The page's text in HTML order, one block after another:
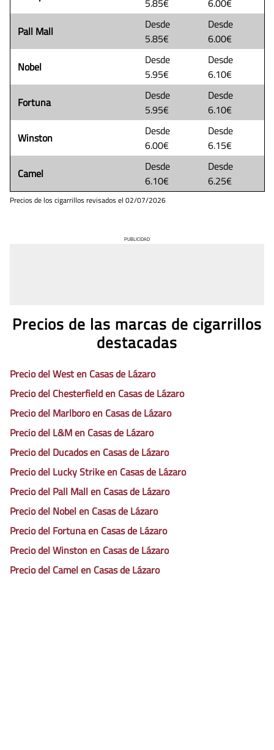
5.85€
6.00€
Pall Mall
Desde
5.85€
Desde
6.00€
Nobel
Desde
5.95€
Desde
6.10€
Fortuna
Desde
5.95€
Desde
6.10€
Winston
Desde
6.00€
Desde
6.15€
Camel
Desde
6.10€
Desde
6.25€
Precios de los cigarrillos revisados el 02/07/2026
PUBLICIDAD
Precios de las marcas de cigarrillos
destacadas
Precio del West en Casas de Lázaro
Precio del Chesterfield en Casas de Lázaro
Precio del Marlboro en Casas de Lázaro
Precio del L&M en Casas de Lázaro
Precio del Ducados en Casas de Lázaro
Precio del Lucky Strike en Casas de Lázaro
Precio del Pall Mall en Casas de Lázaro
Precio del Nobel en Casas de Lázaro
Precio del Fortuna en Casas de Lázaro
Precio del Winston en Casas de Lázaro
Precio del Camel en Casas de Lázaro